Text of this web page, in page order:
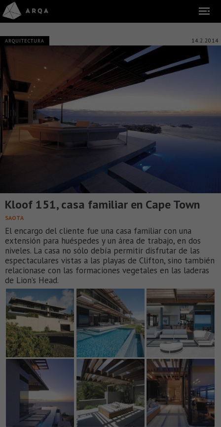
ARQUITECTURA 14.2.2014
Kloof 151, casa familiar en Cape Town
SAOTA
El encargo del cliente fue una casa familiar con una
extensión para huéspedes y un área de trabajo, en dos
niveles. La casa no sólo debía permitir disfrutar de las
espectaculares vistas a las playas de Clifton, sino también
relacionase con las formaciones vegetales en las laderas
de Lion’s Head.